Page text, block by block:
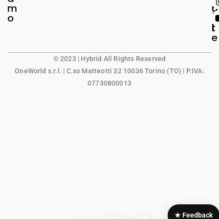
m
o
g
a
l
e
u
n
t
© 2023 | Hybrid All Rights Reserved
OneWorld s.r.l. | C.so Matteotti 32 10036 Torino (TO) | P.IVA:
07730800013
★ Feedback